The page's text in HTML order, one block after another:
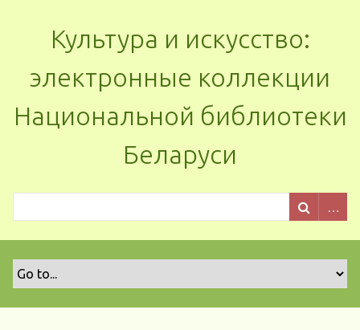
Культура и искусство:
электронные коллекции
Национальной библиотеки
Беларуси